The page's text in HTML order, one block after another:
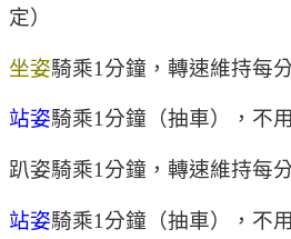
定）
坐姿騎乘1分鐘，轉速維持每
站姿騎乘1分鐘（抽車），不
趴姿騎乘1分鐘，轉速維持每
站姿騎乘1分鐘（抽車），不